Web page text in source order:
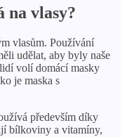
na vlasy?
vlasům. Používání
udělat, aby byly naše
volí domácí masky
je maska ​​s
především díky
bílkoviny a vitamíny,